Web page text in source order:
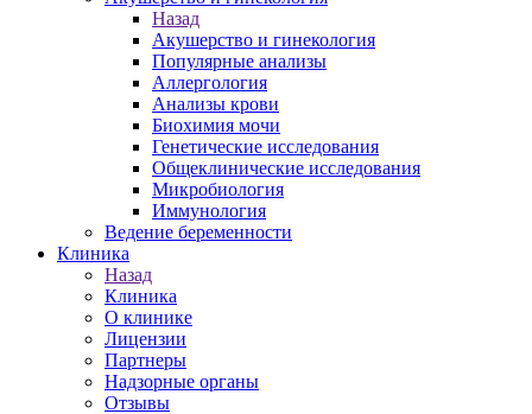
Назад
Акушерство и гинекология
Популярные анализы
Аллергология
Анализы крови
Биохимия мочи
Генетические исследования
Общеклинические исследования
Микробиология
Иммунология
Ведение беременности
Клиника
Назад
Клиника
О клинике
Лицензии
Партнеры
Надзорные органы
Отзывы